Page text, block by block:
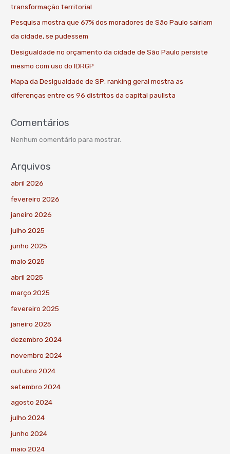
transformação territorial
Pesquisa mostra que 67% dos moradores de São Paulo sairiam
da cidade, se pudessem
Desigualdade no orçamento da cidade de São Paulo persiste
mesmo com uso do IDRGP
Mapa da Desigualdade de SP: ranking geral mostra as
diferenças entre os 96 distritos da capital paulista
Comentários
Nenhum comentário para mostrar.
Arquivos
abril 2026
fevereiro 2026
janeiro 2026
julho 2025
junho 2025
maio 2025
abril 2025
março 2025
fevereiro 2025
janeiro 2025
dezembro 2024
novembro 2024
outubro 2024
setembro 2024
agosto 2024
julho 2024
junho 2024
maio 2024